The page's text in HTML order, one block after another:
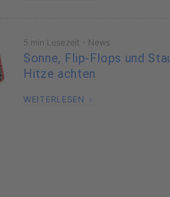
5 min Lesezeit · News
Sonne, Flip-Flops und
Hitze achten
WEITERLESEN